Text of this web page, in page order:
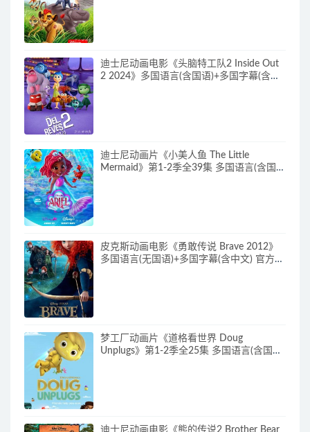
迪士尼动画电影《头脑特工队2 Inside Out
2 2024》多国语言(含国语)+多国字幕(含中
迪士尼动画片《小美人鱼 The Little
Mermaid》第1-2季全39集 多国语言(含国
皮克斯动画电影《勇敢传说 Brave 2012》
多国语言(无国语)+多国字幕(含中文) 官方纯
梦工厂动画片《道格看世界 Doug
Unplugs》第1-2季全25集 多国语言(含国
迪士尼动画电影《熊的传说2 Brother Bear